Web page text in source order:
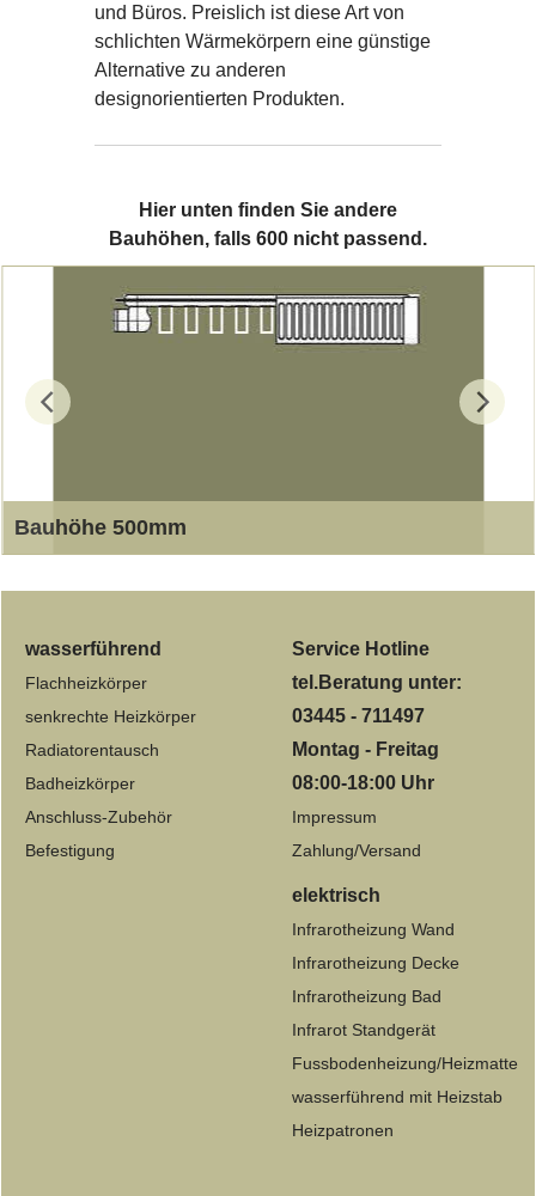
und Büros. Preislich ist diese Art von
schlichten Wärmekörpern eine günstige
Alternative zu anderen
designorientierten Produkten.
Hier unten finden Sie andere
Bauhöhen, falls 600 nicht passend.
Bauhöhe 500mm
Service Hotline
tel.Beratung unter:
03445 - 711497
Montag - Freitag
08:00-18:00 Uhr
Impressum
Zahlung/Versand
wasserführend
Flachheizkörper
senkrechte Heizkörper
Radiatorentausch
Badheizkörper
Anschluss-Zubehör
Befestigung
elektrisch
Infrarotheizung Wand
Infrarotheizung Decke
Infrarotheizung Bad
Infrarot Standgerät
Fussbodenheizung/Heizmatte
wasserführend mit Heizstab
Heizpatronen